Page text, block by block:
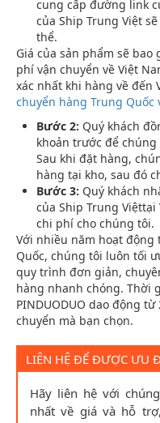
cung cấp đường link
của Ship Trung Việt
thể.
Giá của sản phẩm sẽ
phí vận chuyển về Việt
xác nhất khi hàng về đến
chuyển hàng Trung Quốc
Bước 2: Quý khách
khoản trước để
Sau khi đặt hàng,
hàng tại kho, sau đó
Bước 3: Quý khách
của Ship Trung
chi phí cho chúng tôi.
Với nhiều năm hoạt
Quốc, chúng tôi luôn tối
quy trình đơn giản,
hàng nhanh chóng. Thời
PINDUODUO dao động
chuyển mà bạn chọn.
LIÊN HỆ ĐỂ ĐƯỢC ƯU
Hãy liên hệ với
nhất về giá và hỗ